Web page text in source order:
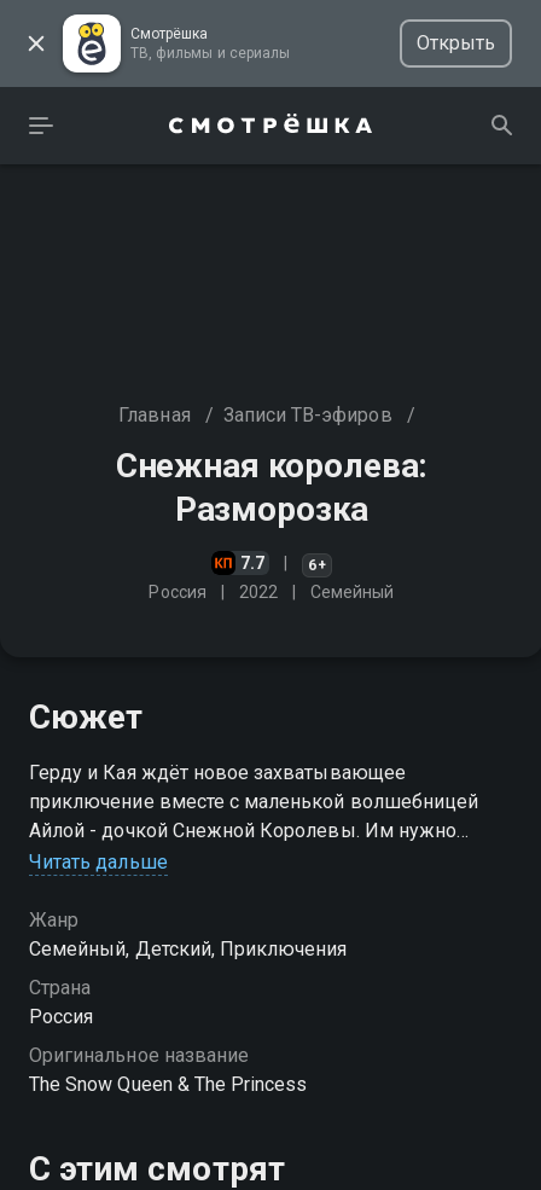
Смотрёшка
ТВ, фильмы и сериалы
Открыть
Главная / Записи ТВ-эфиров /
Снежная королева:
Разморозка
7.7 6+
Россия 2022 Cемейный
Сюжет
Герду и Кая ждёт новое захватывающее
приключение вместе с маленькой волшебницей
Айлой - дочкой Снежной Королевы. Им нужно
предотвратить вечную зиму, остановив Ледяных
Читать дальше
Жанр
Cемейный, Детский, Приключения
Страна
Россия
Оригинальное название
The Snow Queen & The Princess
С этим смотрят